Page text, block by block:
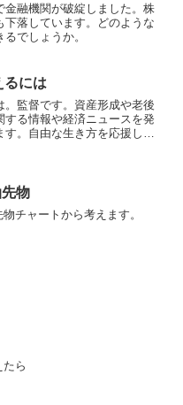
金融機関が破綻しました。株
下落しています。どのような
でしょうか。
るには
。監督です。資産形成や老後
する情報や経済ニュースを発
す。自由な生き方を応援しま
すが、実は...
物
チャートから考えます。
たら